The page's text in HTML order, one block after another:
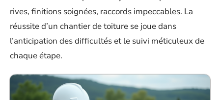
rives, finitions soignées, raccords impeccables. La
réussite d’un chantier de toiture se joue dans
l’anticipation des difficultés et le suivi méticuleux de
chaque étape.